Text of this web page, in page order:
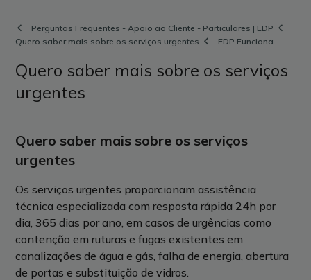
Perguntas Frequentes - Apoio ao Cliente - Particulares | EDP
Quero saber mais sobre os serviços urgentes
EDP Funciona
Quero saber mais sobre os serviços
urgentes
Quero saber mais sobre os serviços
urgentes
Os serviços urgentes proporcionam assistência
técnica especializada com resposta rápida 24h por
dia, 365 dias por ano, em casos de urgências como
contenção em ruturas e fugas existentes em
canalizações de água e gás, falha de energia, abertura
de portas e substituição de vidros.